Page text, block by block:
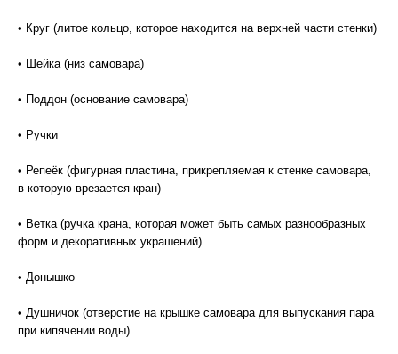
• Круг (литое кольцо, которое находится на верхней части стенки)
• Шейка (низ самовара)
• Поддон (основание самовара)
• Ручки
• Репеёк (фигурная пластина, прикрепляемая к стенке самовара,
в которую врезается кран)
• Ветка (ручка крана, которая может быть самых разнообразных
форм и декоративных украшений)
• Донышко
• Душничок (отверстие на крышке самовара для выпускания пара
при кипячении воды)